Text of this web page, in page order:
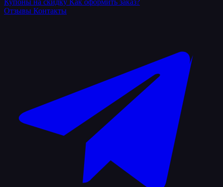
Купоны на скидку Как оформить заказ?
Отзывы Контакты